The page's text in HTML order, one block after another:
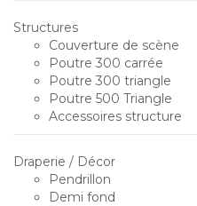
Structures
Couverture de scène
Poutre 300 carrée
Poutre 300 triangle
Poutre 500 Triangle
Accessoires structure
Draperie / Décor
Pendrillon
Demi fond